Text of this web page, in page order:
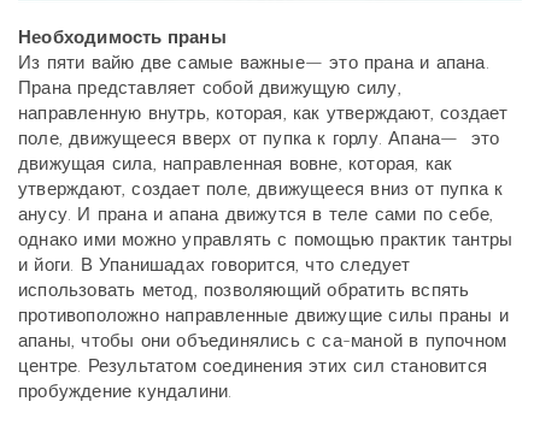
Необходимость праны
Из пяти вайю две самые важные— это прана и апана.
Прана представляет собой движущую силу,
направленную внутрь, которая, как утверждают, создает
поле, движущееся вверх от пупка к горлу. Апана— это
движущая сила, направленная вовне, которая, как
утверждают, создает поле, движущееся вниз от пупка к
анусу. И прана и апана движутся в теле сами по себе,
однако ими можно управлять с помощью практик тантры
и йоги. В Упанишадах говорится, что следует
использовать метод, позволяющий обратить вспять
противоположно направленные движущие силы праны и
апаны, чтобы они объединялись с са-маной в пупочном
центре. Результатом соединения этих сил становится
пробуждение кундалини.